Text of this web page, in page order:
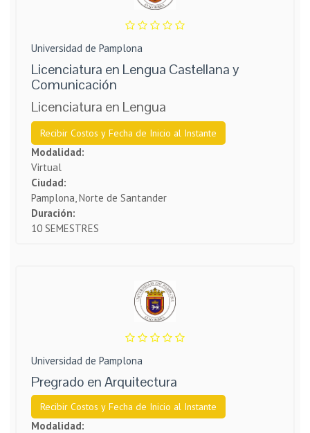
Universidad de Pamplona
Licenciatura en Lengua Castellana y
Comunicación
Licenciatura en Lengua
Recibir Costos y Fecha de Inicio al Instante
Modalidad:
Virtual
Ciudad:
Pamplona, Norte de Santander
Duración:
10 SEMESTRES
Universidad de Pamplona
Pregrado en Arquitectura
Recibir Costos y Fecha de Inicio al Instante
Modalidad: